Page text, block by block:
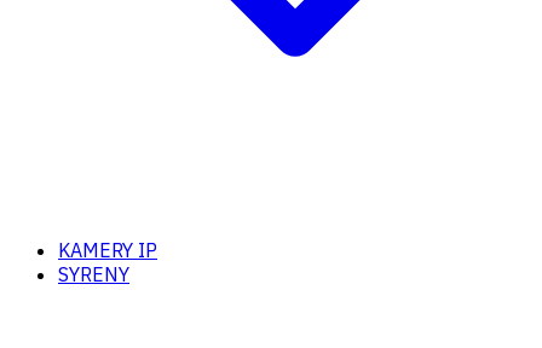
KAMERY IP
SYRENY